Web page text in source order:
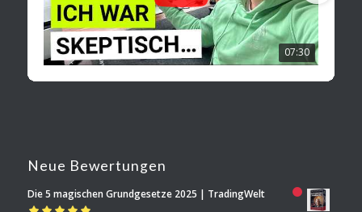
07:30
Neue Bewertungen
Die 5 magischen Grundgesetze 2025 | TradingWelt